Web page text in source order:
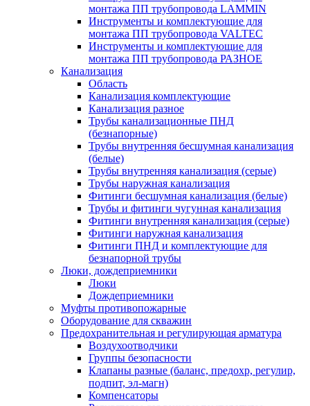
монтажа ПП трубопровода LAMMIN
Инструменты и комплектующие для
монтажа ПП трубопровода VALTEC
Инструменты и комплектующие для
монтажа ПП трубопровода РАЗНОЕ
Канализация
Область
Канализация комплектующие
Канализация разное
Трубы канализационные ПНД
(безнапорные)
Трубы внутренняя бесшумная канализация
(белые)
Трубы внутренняя канализация (серые)
Трубы наружная канализация
Фитинги бесшумная канализация (белые)
Трубы и фитинги чугунная канализация
Фитинги внутренняя канализация (серые)
Фитинги наружная канализация
Фитинги ПНД и комплектующие для
безнапорной трубы
Люки, дождеприемники
Люки
Дождеприемники
Муфты противопожарные
Оборудование для скважин
Предохранительная и регулирующая арматура
Воздухоотводчики
Группы безопасности
Клапаны разные (баланс, предохр, регулир,
подпит, эл-магн)
Компенсаторы